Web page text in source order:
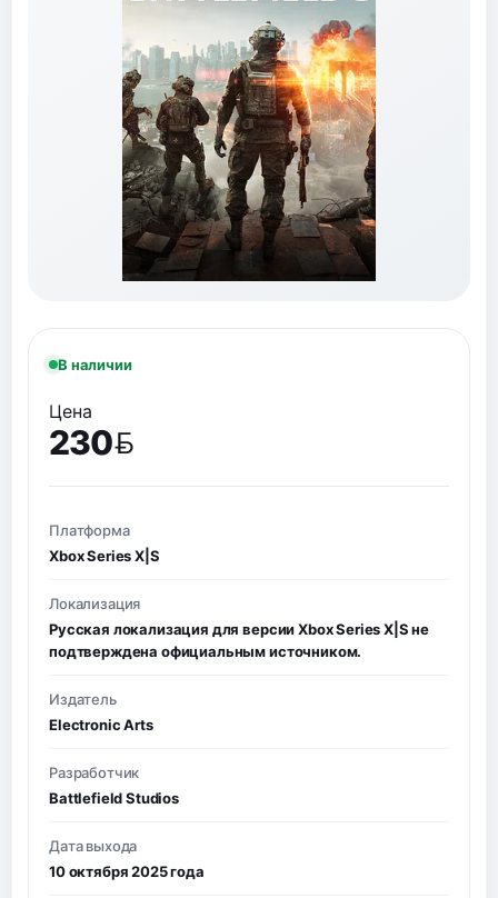
В наличии
Цена
230
BYN
Платформа
Xbox Series X|S
Локализация
Русская локализация для версии Xbox Series X|S не
подтверждена официальным источником.
Издатель
Electronic Arts
Разработчик
Battlefield Studios
Дата выхода
10 октября 2025 года